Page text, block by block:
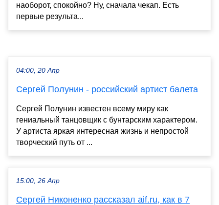
наоборот, спокойно? Ну, сначала чекап. Есть
первые результа...
04:00, 20 Апр
Сергей Полунин - российский артист балета
Сергей Полунин известен всему миру как
гениальный танцовщик с бунтарским характером.
У артиста яркая интересная жизнь и непростой
творческий путь от ...
15:00, 26 Апр
Сергей Никоненко рассказал aif.ru, как в 7